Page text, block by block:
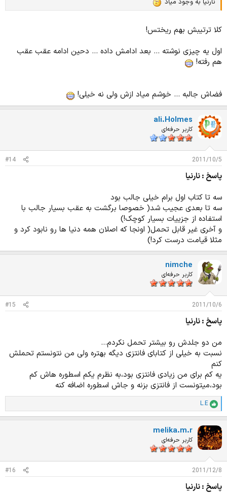
کلا ترتیبش بهم ریختس!
اول یه چیزی نوشته ... بعد ادامش داده ... دحین ادامه عقب عقب
هم رفته!
فضاش جالبه ... خوشم میاد ازش ولی نه خیلی!
ali.Holmes
کاربر حرفه‌ای
2011/10/5
#14
پاسخ : نارنیا
سه تا کتاب اول برام خیلی جالب بود
سه تا بعدی عجیب شد( خصوصا برگشت به عقب بسیار جالب با
استفاده از جزییات بسیار کوچک!)
و آخری غیر قابل تحمل( اونجا که اصلان همه دنیا ها رو نابود کرد و
مثلا قیامت درست کرد!)
nimche
کاربر حرفه‌ای
2011/10/6
#15
پاسخ : نارنیا
من دو جلدش رو بیشتر تحمل نکردم...
نسبت به خیلی از کتابای فانتزی دیگه بهتره ولی من نتونستم تحملش
کنم
یه کم برای من زیادی فانتزی بود،به نظرم یکم اسطوره هاش کم
بود،میتونست از فانتزی بزنه و جاش اسطوره اضافه کنه
ا
م
ت
ی
ا
ز
ت
:
L.E
melika.m.r
کاربر حرفه‌ای
2011/12/8
#16
پاسخ : نارنیا